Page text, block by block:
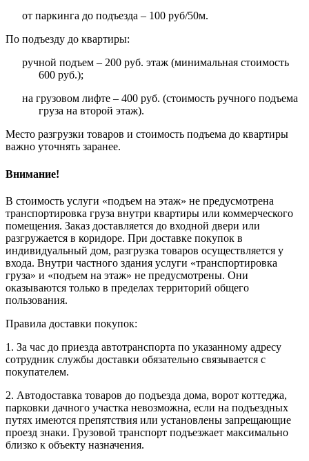
от паркинга до подъезда – 100 руб/50м.
По подъезду до квартиры:
ручной подъем – 200 руб. этаж (минимальная стоимость
600 руб.);
на грузовом лифте – 400 руб. (стоимость ручного подъема
груза на второй этаж).
Место разгрузки товаров и стоимость подъема до квартиры
важно уточнять заранее.
Внимание!
В стоимость услуги «подъем на этаж» не предусмотрена
транспортировка груза внутри квартиры или коммерческого
помещения. Заказ доставляется до входной двери или
разгружается в коридоре. При доставке покупок в
индивидуальный дом, разгрузка товаров осуществляется у
входа. Внутри частного здания услуги «транспортировка
груза» и «подъем на этаж» не предусмотрены. Они
оказываются только в пределах территорий общего
пользования.
Правила доставки покупок:
1. За час до приезда автотранспорта по указанному адресу
сотрудник службы доставки обязательно связывается с
покупателем.
2. Автодоставка товаров до подъезда дома, ворот коттеджа,
парковки дачного участка невозможна, если на подъездных
путях имеются препятствия или установлены запрещающие
проезд знаки. Грузовой транспорт подъезжает максимально
близко к объекту назначения.